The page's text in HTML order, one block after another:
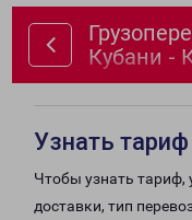
Кубани -
Узнать
Чтобы узнать тариф,
доставки, тип